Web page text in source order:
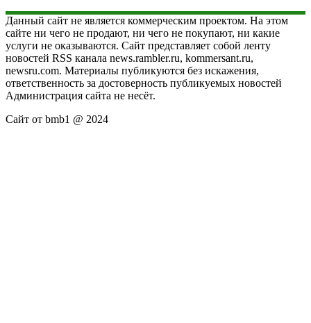
Данный сайт не является коммерческим проектом. На этом
сайте ни чего не продают, ни чего не покупают, ни какие
услуги не оказываются. Сайт представляет собой ленту
новостей RSS канала news.rambler.ru, kommersant.ru,
newsru.com. Материалы публикуются без искажения,
ответственность за достоверность публикуемых новостей
Администрация сайта не несёт.
Сайт от bmb1 @ 2024